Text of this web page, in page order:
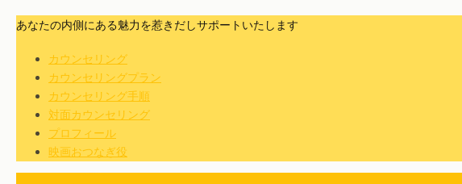
あなたの内側にある魅力を惹きだしサポートいたします
カウンセリング
カウンセリングプラン
カウンセリング手順
対面カウンセリング
プロフィール
映画おつなぎ役